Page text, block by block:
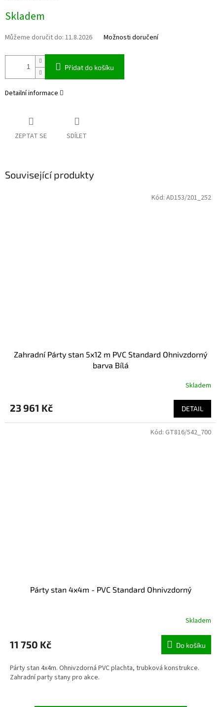
Skladem
Můžeme doručit do: 11.8.2026 Možnosti doručení
Přidat do košíku
Detailní informace
ZEPTAT SE SDÍLET
Související produkty
Zahradní Párty stan 5x12 m PVC Standard Ohnivzdorný
barva Bílá
Skladem
23 961 Kč DETAIL
Kód: AD153/201_252
Párty stan 4x4m - PVC Standard Ohnivzdorný
Skladem
11 750 Kč Do košíku
Párty stan 4x4m. Ohnivzdorná PVC plachta, trubková konstrukce.
Zahradní party stany pro akce.
Kód: GT816/542_700